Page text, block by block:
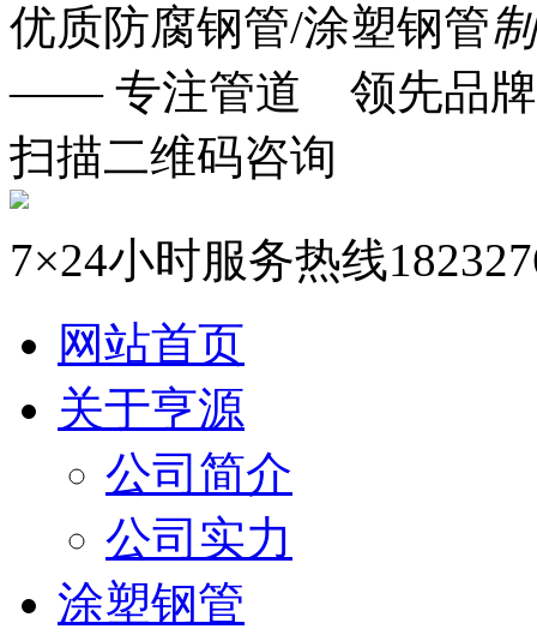
优质防腐钢管/涂塑钢管
—— 专注管道 领先品
扫描二维码咨询
7×24小时服务热线
网站首页
关于亨源
公司简介
公司实力
涂塑钢管